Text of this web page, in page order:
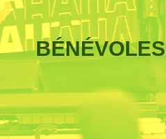
BÉNÉVOLES